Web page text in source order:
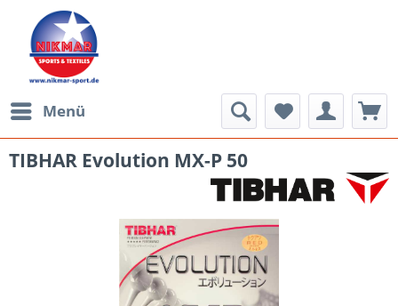
Menü
TIBHAR Evolution MX-P 50